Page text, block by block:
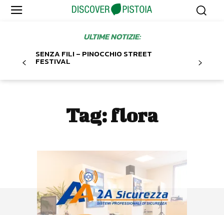
ULTIME NOTIZIE:
SENZA FILI – PINOCCHIO STREET
FESTIVAL
Tag:flora